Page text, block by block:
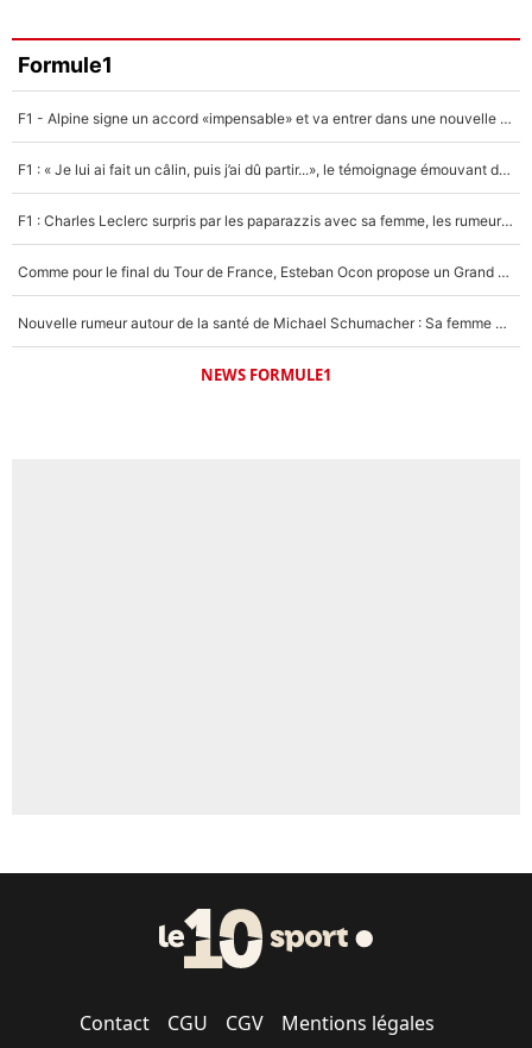
Formule1
F1 - Alpine signe un accord «impensable» et va entrer dans une nouvelle dimension : Grande nouvelle pour Pierre Gasly !
F1 : « Je lui ai fait un câlin, puis j’ai dû partir...», le témoignage émouvant de Max Verstappen sur sa fille
F1 : Charles Leclerc surpris par les paparazzis avec sa femme, les rumeurs étaient vraies !
Comme pour le final du Tour de France, Esteban Ocon propose un Grand Prix de Formule 1 à Paris : «Autour de l’Arc de Triomphe, ce serait génial» !
Nouvelle rumeur autour de la santé de Michael Schumacher : Sa femme Corinna sort du silence
NEWS FORMULE1
Contact CGU CGV Mentions légales